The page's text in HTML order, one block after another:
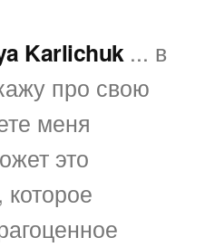
Karlichuk ... в
про свою
меня
это